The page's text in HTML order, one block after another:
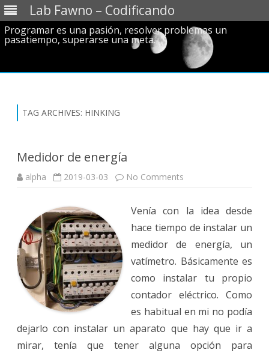
Lab Fawno – Codificando
Programar es una pasión, resolver problemas un
pasatiempo, superarse una meta.
TAG ARCHIVES: HINKING
Medidor de energía
alpha 2019-03-03 No Comments
Venía con la idea desde
hace tiempo de instalar un
medidor de energía, un
vatímetro. Básicamente es
como instalar tu propio
contador eléctrico. Como
es habitual en mi no podía
dejarlo con instalar un aparato que hay que ir a
mirar, tenía que tener alguna opción para